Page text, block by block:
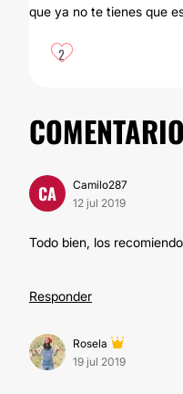
que ya no te tienes que
2
CA
Camilo287
12 jul 2019
Todo bien, los recomiendo
Responder
Rosela
19 jul 2019